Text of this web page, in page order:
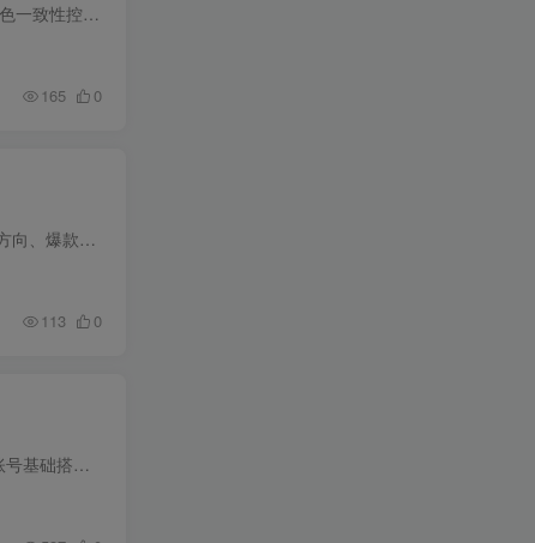
本课程为 AI 创作高阶宝典，聚焦商业落地与影视案例双核心，从高阶 MV 全流程制作、玄幻影视特效、角色一致性控制，到画质修复、老照片高清化、电商精修、海报设计等实用技能全覆盖。课程包含爆...
165 0
7 天 AI 闪电出书训练营，专为不会写作、没时间创作的普通人打造。课程从开营指导开始，依次讲解选题方向、爆款书名生成、书籍大纲搭建、开篇前言撰写、内容成稿润色、封面设计策划，最后教你书...
113 0
本课程为 2026 短直一体全领域带货爆单实战课，聚焦短视频 + 直播联动带货，覆盖全流程核心技能。从账号基础搭建（橱窗、收款账户开通）、对标分析、爆品选择，到爆款文案提取改编、视频拍摄剪...